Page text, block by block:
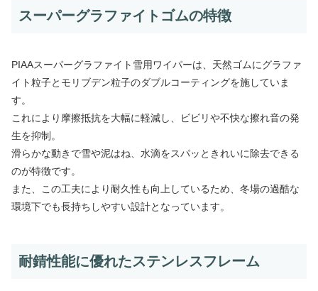
スーパーグラファイトゴムの特徴
PIAAスーパーグラファイト雪用ワイパーは、天然ゴムにグラファ
イト粒子とモリブデン粒子のダブルコーティングを施していま
す。
これにより摩擦抵抗を大幅に軽減し、ビビリや不快な擦れ音の発
生を抑制。
滑らかな動きで雪や泥はね、水滴をスパッときれいに除去できる
のが特徴です。
また、この工夫により耐久性も向上しているため、冬場の過酷な
環境下でも長持ちしやすい設計となっています。
耐錆性能に優れたステンレスフレーム